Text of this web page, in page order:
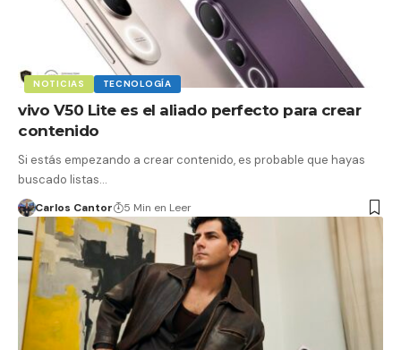
NOTICIAS TECNOLOGÍA
vivo V50 Lite es el aliado perfecto para crear
contenido
Si estás empezando a crear contenido, es probable que hayas
buscado listas…
Carlos Cantor 5 Min en Leer